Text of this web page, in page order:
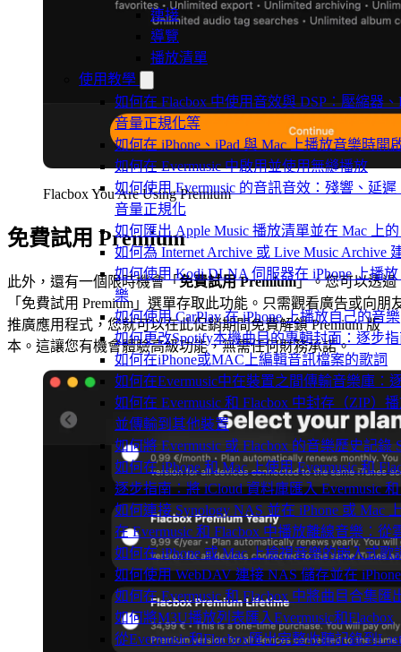
連接
導覽
播放清單
使用教學
如何在 Flacbox 中使用音效與 DSP：壓縮器、
音量正規化等
如何在 iPhone、iPad 與 Mac 上播放音樂時開
如何在 Evermusic 中啟用並使用無縫播放
如何使用 Evermusic 的音訊音效：殘響、延
音量正規化
如何匯出 Apple Music 播放清單並在 Mac 上
如何為 Internet Archive 或 Live Music Archive
如何使用 Kodi DLNA 伺服器在 iPhone 上播
樂
如何使用 CarPlay 在 iPhone 上播放自己的音樂
如何更改Spotify本機曲目的專輯封面：逐步
如何在iPhone或MAC上編輯音訊檔案的歌詞
如何在Evermusic中在裝置之間傳輸音樂庫：
如何在 Evermusic 和 Flacbox 中封存（ZIP）
並傳輸到其他裝置
如何將 Evermusic 或 Flacbox 的音樂歷史記錄
如何在 iPhone 和 Mac 上使用 Evermusic 和
逐步指南：將 iCloud 資料庫匯入 Evermusic 和
如何連接 Synology NAS 並在 iPhone 或 Mac
在 Evermusic 和 Flacbox 中播放離線音樂：
如何在 iPhone 或 Mac 上檢視音樂的嵌入式
如何使用 WebDAV 連接 NAS 儲存並在
如何在 Evermusic 和 Flacbox 中將曲目合集
如何將M3U播放列表匯入Evermusic和Flacbox
從Evermusic和Flacbox匯出完整收聽記錄到
Flacbox You Are Using Premium
免費試用 Premium
此外，還有一個限時機會「免費試用 Premium」。您可以透過
「免費試用 Premium」選單存取此功能。只需觀看廣告或向朋
推廣應用程式，您就可以在此促銷期間免費解鎖 Premium 版
本。這讓您有機會體驗高級功能，無需任何財務承諾。